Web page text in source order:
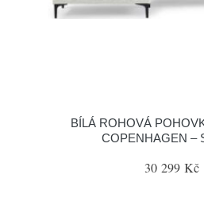
BÍLÁ ROHOVÁ
COPENHAGEN –
30 299 Kč